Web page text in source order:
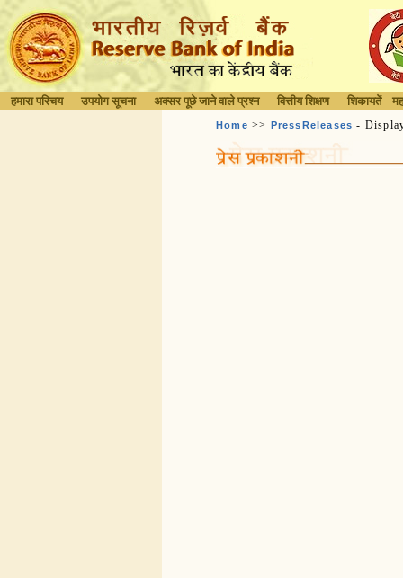
हमारा परिचय उपयोग सूचना अक्सर पूछे जाने वाले प्रश्न वित्तीय शिक्षण शिकायतें
Home >> PressReleases -